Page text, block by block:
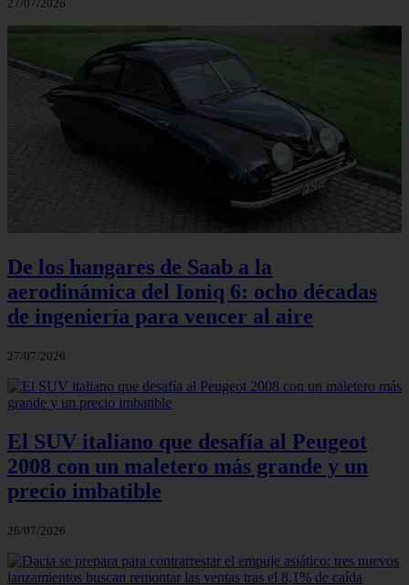
27/07/2026
De los hangares de Saab a la
aerodinámica del Ioniq 6: ocho décadas
de ingeniería para vencer al aire
27/07/2026
El SUV italiano que desafía al Peugeot
2008 con un maletero más grande y un
precio imbatible
26/07/2026